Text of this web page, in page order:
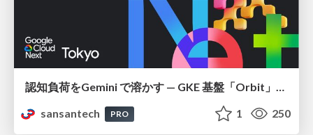
認知負荷をGemini で溶かす — GKE 基盤「Orbit」における AI エージェントの実践
sansantech
PRO 1 250